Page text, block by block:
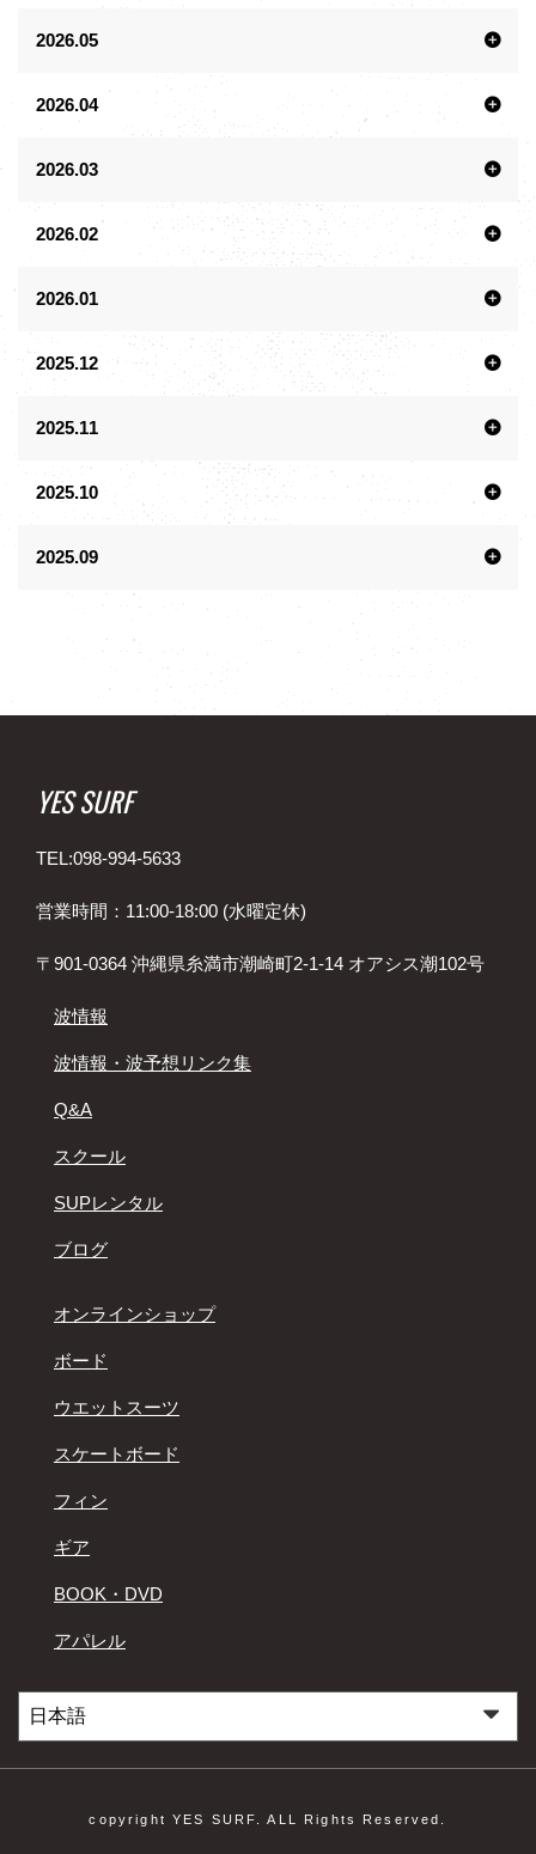
2026.05
2026.04
2026.03
2026.02
2026.01
2025.12
2025.11
2025.10
2025.09
YES SURF
TEL:098-994-5633
営業時間：11:00-18:00 (水曜定休)
〒901-0364 沖縄県糸満市潮崎町2-1-14 オアシス潮102号
波情報
波情報・波予想リンク集
Q&A
スクール
SUPレンタル
ブログ
オンラインショップ
ボード
ウエットスーツ
スケートボード
フィン
ギア
BOOK・DVD
アパレル
copyright YES SURF. ALL Rights Reserved.